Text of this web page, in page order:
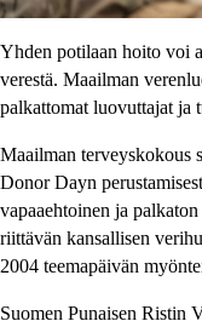
Yhden potilaan hoito voi
verestä. Maailman
palkattomat luovuttajat ja
Maailman terveyskokous
Donor Dayn
vapaaehtoinen ja
riittävän kansallisen
2004 teemapäivän
Suomen Punaisen Ristin